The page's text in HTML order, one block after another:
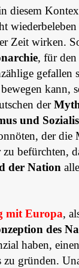
diesem
Zeit wirken.
, für
gefallen
kann,
der
und
der die
zu befürchten,
der Nation
mit Europa,
des
haben,
zu gründen.